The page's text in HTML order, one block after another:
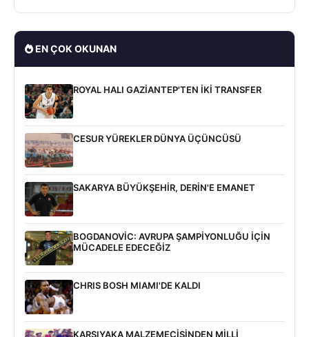
EN ÇOK OKUNAN
ROYAL HALI GAZİANTEP'TEN İKİ TRANSFER
CESUR YÜREKLER DÜNYA ÜÇÜNCÜSÜ
SAKARYA BÜYÜKŞEHİR, DERİN'E EMANET
BOGDANOVİC: AVRUPA ŞAMPİYONLUĞU İÇİN
MÜCADELE EDECEĞİZ
CHRIS BOSH MIAMI'DE KALDI
KARŞIYAKA MALZEMECİSİNDEN MİLLİ